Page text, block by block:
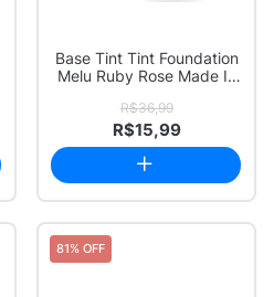
Base Tint Tint Foundation
Melu Ruby Rose Made In
R$36,99
R$15,99
81% OFF